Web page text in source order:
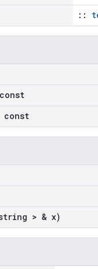
::
> & x)